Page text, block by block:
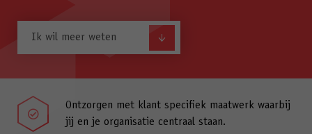
Ik wil meer weten

Ontzorgen met klant specifiek maatwerk waarbij
jij en je organisatie centraal staan.